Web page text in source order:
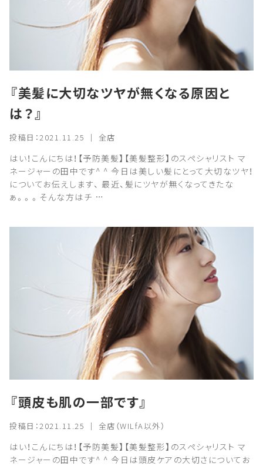
『美髪に大切なツヤが無くなる原因と
は？』
投稿日：2021.11.25 ｜ 全店
はい！こんにちは！【予防美髪】【美髪整形】のスペシャリスト マ
ネージャーの田中です^ ^ 今日は美しい髪にとって大切なツヤ！
についてお伝えします、 最近、髪にツヤが無くなってきたな
ぁ。。。そんな方はチ …
『頭皮も肌の一部です』
投稿日：2021.11.25 ｜ 全店（WILfA以外）
はい！こんにちは！【予防美髪】【美髪整形】のスペシャリスト マ
ネージャーの田中です^ ^ 今日は頭皮ケアの大切さについてお